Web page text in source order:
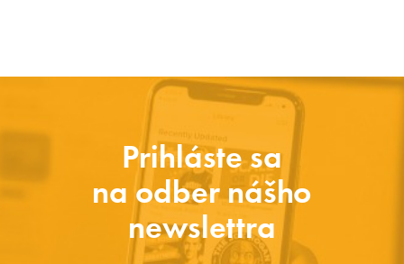
Prihláste sa
na odber nášho
newslettra